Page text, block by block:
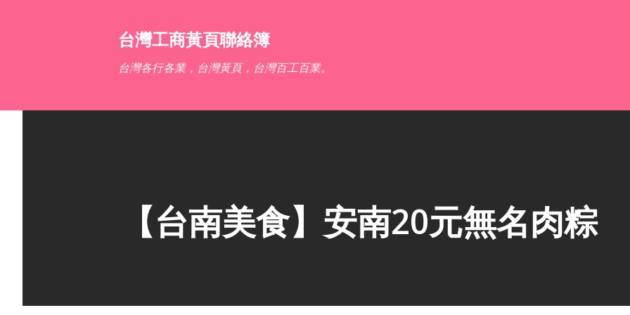
台灣工商黃頁聯絡簿
台灣各行各業，台灣黃頁，台灣百工百業。
【台南美食】安南20元無名肉粽